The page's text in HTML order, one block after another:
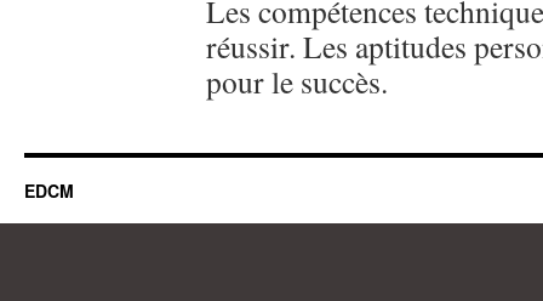
Les compétences
réussir. Les aptitudes
pour le succès.
EDCM